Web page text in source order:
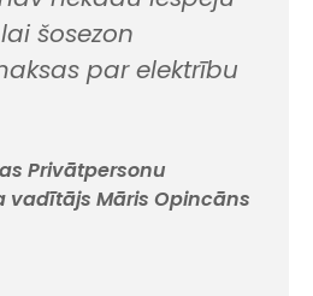
šosezon
par elektrību
Privātpersonu
vadītājs Māris Opincāns